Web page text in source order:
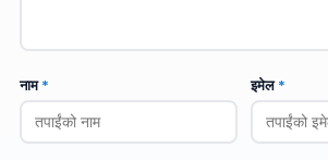
नाम* इमेल*